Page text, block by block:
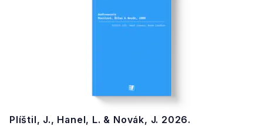
Plíštil, J., Hanel, L. & Novák, J. 2026.